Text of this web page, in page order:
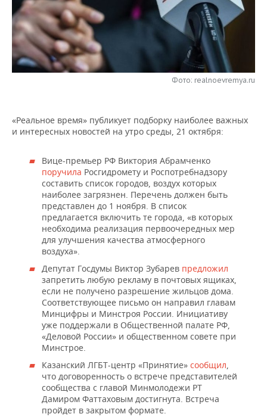
НЕФТЕХИМИЯ
НЕФТЬ
ОПК
РОЗНИЧНАЯ ТОРГОВЛЯ
ТРАНСПОРТ
НОВОСТИ ТЕХНОЛОГИЙ
IT
МЕРОПРИЯТИЯ
НОВОСТИ МЕРОПРИЯТИЙ
ONLINE-КОНФЕРЕНЦИИ
ОТКРЫТАЯ ЛЕКЦИЯ
СПОРТ
ХОККЕЙ
БАСКЕТБОЛ
ВОЛЕЙБОЛ
КИБЕРСПОРТ
ФИГУРНОЕ КАТАНИЕ
ВОДНЫЕ ВИДЫ СПОРТА
ХОККЕЙ С МЯЧОМ
ВЛАСТЬ
ИНФРАСТРУКТУРА
ИСТОРИЯ
КУЛЬТУРА
МЕДИЦИНА
ОБРАЗОВАНИЕ
ПРОИСШЕСТВИЯ
СЮЖЕТЫ
СПРАВОЧНИК
СПИСОК ПЕРСОН
СПИСОК КОМПАНИЙ
ПОЛНАЯ ВЕРСИЯ
Фото: realnoevremya.ru
«Реальное время» публикует подборку наиболее важных
и интересных новостей на утро среды, 21 октября:
Вице-премьер РФ Виктория Абрамченко
поручила Росгидромету и Роспотребнадзору
составить список городов, воздух которых
наиболее загрязнен. Перечень должен быть
представлен до 1 ноября. В список
предлагается включить те города, «в которых
необходима реализация первоочередных мер
для улучшения качества атмосферного
воздуха».
Депутат Госдумы Виктор Зубарев предложил
запретить любую рекламу в почтовых ящиках,
если не получено разрешение жильцов дома.
Соответствующее письмо он направил главам
Минцифры и Минстроя России. Инициативу
уже поддержали в Общественной палате РФ,
«Деловой России» и общественном совете при
Минстрое.
Казанский ЛГБТ-центр «Принятие» сообщил,
что договоренность о встрече представителей
сообщества с главой Минмолодежи РТ
Дамиром Фаттаховым достигнута. Встреча
пройдет в закрытом формате.